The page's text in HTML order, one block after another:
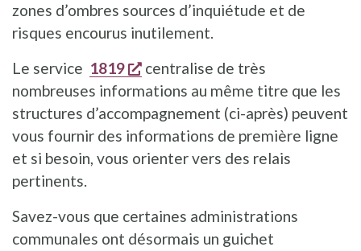
zones d’ombres sources d’inquiétude et de
risques encourus inutilement.
Le service 1819 s'ouvre dans une nouvelle
centralise de très
nombreuses informations au même titre que les
structures d’accompagnement (ci-après) peuvent
vous fournir des informations de première ligne
et si besoin, vous orienter vers des relais
pertinents.
Savez-vous que certaines administrations
communales ont désormais un guichet